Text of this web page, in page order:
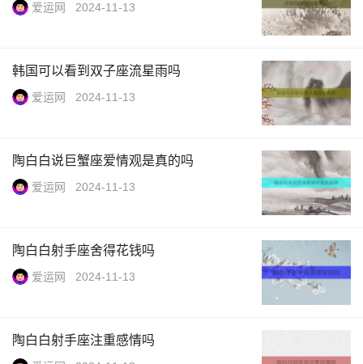
爱运网 2024-11-13
韩国可以看到双子座流星雨吗
爱运网 2024-11-13
陶白白说巨蟹座爱情观是真的吗
爱运网 2024-11-13
陶白白射手座舍得花钱吗
爱运网 2024-11-13
陶白白射手座注重感情吗